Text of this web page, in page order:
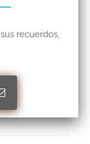
recuerdos,